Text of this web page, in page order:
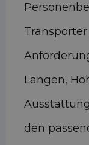
Längen,
den